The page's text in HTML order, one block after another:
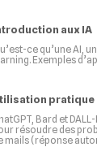
aux IA
ce qu’une AI,
Exemples
pratique
Bard et
résoudre des
mails (réponse